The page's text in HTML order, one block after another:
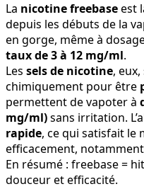
La nicotine freebaseest
depuis les débuts de la
en gorge, même à
taux de 3 à 12 mg/ml.
Les sels de nicotine,
chimiquement pour être
permettent de vapoter à
mg/ml)sans irritation.
rapide, ce qui satisfait le
efficacement,
En résumé : freebase =
douceur et efficacité.